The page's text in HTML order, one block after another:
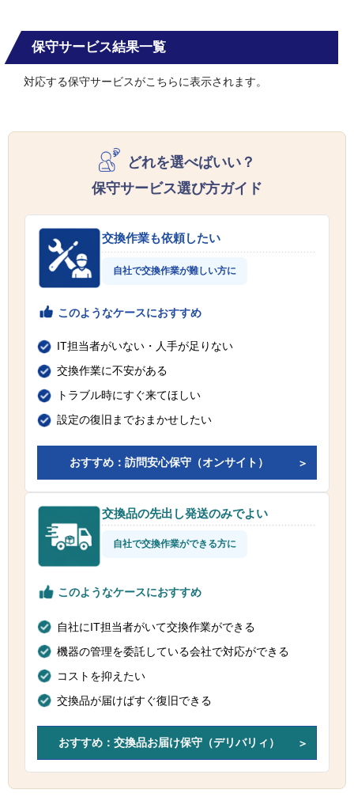
保守サービス結果一覧
対応する保守サービスがこちらに表示されます。
どれを選べばいい？
保守サービス選び方ガイド
交換作業も依頼したい
自社で交換作業が難しい方に
このようなケースにおすすめ
IT担当者がいない・人手が足りない
交換作業に不安がある
トラブル時にすぐ来てほしい
設定の復旧までおまかせしたい
おすすめ：訪問安心保守（オンサイト）
交換品の先出し発送のみでよい
自社で交換作業ができる方に
このようなケースにおすすめ
自社にIT担当者がいて交換作業ができる
機器の管理を委託している会社で対応ができる
コストを抑えたい
交換品が届けばすぐ復旧できる
おすすめ：交換品お届け保守（デリバリィ）